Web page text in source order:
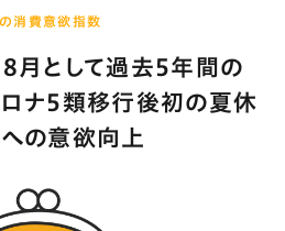
消費意欲指数
月として過去5年間の
ナ5類移行後初の夏休
の意欲向上